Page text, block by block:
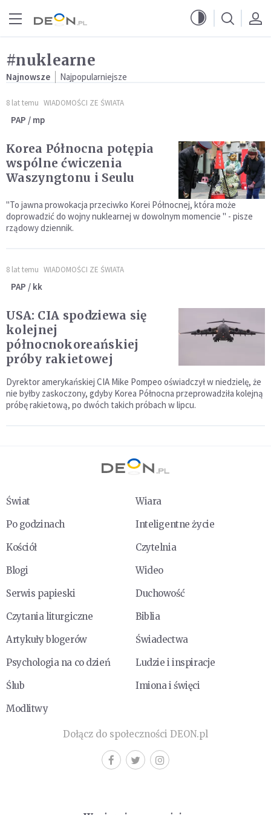
#nuklearne
Najnowsze Najpopularniejsze
8 lat temu WIADOMOŚCI ZE ŚWIATA
PAP / mp
Korea Północna potępia
wspólne ćwiczenia
Waszyngtonu i Seulu
"To jawna prowokacja przeciwko Korei Północnej, która może
doprowadzić do wojny nuklearnej w dowolnym momencie " - pisze
rządowy dziennik.
8 lat temu WIADOMOŚCI ZE ŚWIATA
PAP / kk
USA: CIA spodziewa się
kolejnej
północnokoreańskiej
próby rakietowej
Dyrektor amerykańskiej CIA Mike Pompeo oświadczył w niedzielę, że
nie byłby zaskoczony, gdyby Korea Północna przeprowadziła kolejną
próbę rakietową, po dwóch takich próbach w lipcu.
Świat
Wiara
Po godzinach
Inteligentne życie
Kościół
Czytelnia
Blogi
Wideo
Serwis papieski
Duchowość
Czytania liturgiczne
Biblia
Artykuły blogerów
Świadectwa
Psychologia na co dzień
Ludzie i inspiracje
Ślub
Imiona i święci
Modlitwy
Dołącz do społeczności DEON.pl